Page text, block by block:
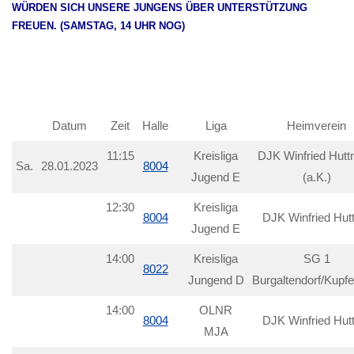
WÜRDEN SICH UNSERE JUNGENS ÜBER UNTERSTÜTZUNG
FREUEN. (SAMSTAG, 14 UHR NOG)
Datum Zeit Halle Liga Heimverein
Sa. 28.01.2023
11:15
8004
Kreisliga
Jugend E
DJK Winfried
(a.K.)
12:30
8004
Kreisliga
Jugend E
DJK Winfried
14:00
8022
Kreisliga
Jungend D
SG 1
Burgaltendorf/
14:00
8004
OLNR
MJA
DJK Winfried